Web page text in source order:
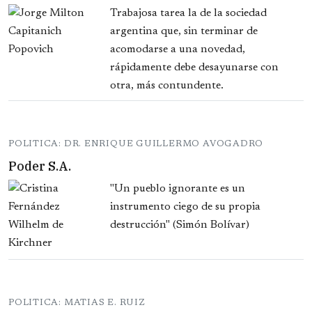
Trabajosa tarea la de la sociedad
argentina que, sin terminar de
acomodarse a una novedad,
rápidamente debe desayunarse con
otra, más contundente.
POLITICA: DR. ENRIQUE GUILLERMO AVOGADRO
Poder S.A.
"Un pueblo ignorante es un
instrumento ciego de su propia
destrucción" (Simón Bolívar)
POLITICA: MATIAS E. RUIZ